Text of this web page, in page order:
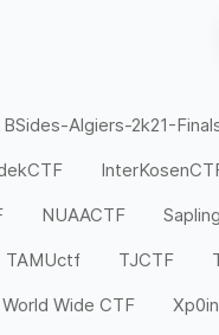
BSides-Algiers-2k21-
NUAACTF
TAMUctf TJCTF
World Wide CTF